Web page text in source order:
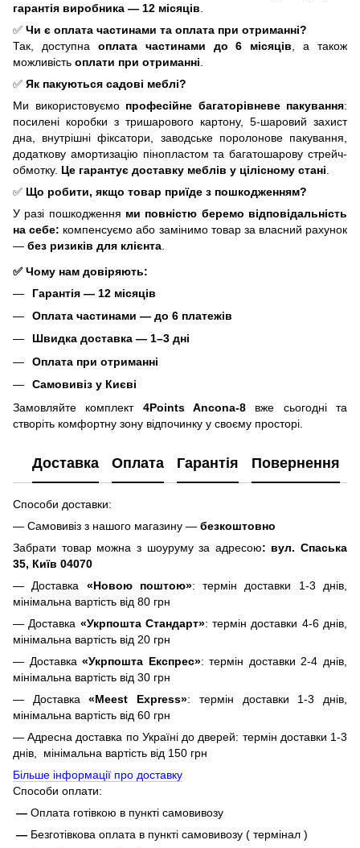
гарантія виробника — 12 місяців
✅ Чи є оплата частинами та оплата при отриманні?
Так, доступна оплата частинами до 6 місяців , а також
можливість оплати при отриманні
✅ Як пакуються садові меблі?
Ми використовуємо професійне багаторівневе пакування:
посилені коробки з тришарового картону, 5-шаровий захист
дна, внутрішні фіксатори, заводське поролонове пакування,
додаткову амортизацію пінопластом та багатошарову стрейч-
обмотку. Це гарантує доставку меблів у цілісному стані
✅ Що робити, якщо товар приїде з пошкодженням?
У разі пошкодження ми повністю беремо відповідальність
на себе: компенсуємо або замінимо товар за власний рахунок
— без ризиків для клієнта
✅ Чому нам довіряють:
Гарантія — 12 місяців
Оплата частинами — до 6 платежів
Швидка доставка — 1–3 дні
Оплата при отриманні
Самовивіз у Києві
Замовляйте комплект 4Points Ancona-8 вже сьогодні та
створіть комфортну зону відпочинку у своєму просторі.
Доставка Оплата Гарантія Повернення
Способи доставки:
— Самовивіз з нашого магазину — безкоштовно
Забрати товар можна з шоуруму за адресою: вул. Спаська
35, Київ 04070
— Доставка «Новою поштою»: термін доставки 1-3 днів,
мінімальна вартість від 80 грн
— Доставка «Укрпошта Стандарт»: термін доставки 4-6 днів,
мінімальна вартість від 20 грн
— Доставка«Укрпошта Експрес»: термін доставки 2-4 днів,
мінімальна вартість від 30 грн
— Доставка«Meest Express»: термін доставки 1-3 днів,
мінімальна вартість від 60 грн
— Адресна доставка по Україні до дверей: термін доставки 1-3
днів, мінімальна вартість від 150 грн
Більше інформації про доставку
Способи оплати:
— Оплата готівкою в пункті самовивозу
— Безготівкова оплата в пункті самовивозу ( термінал )